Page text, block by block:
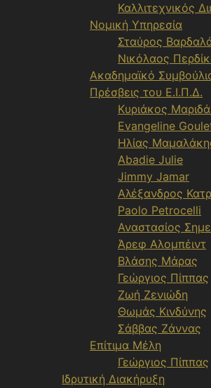
Καλλιτεχνικός
Νομική Υπηρεσία
Σταύρος
Νικόλαος
Ακαδημαϊκό
Πρέσβεις του Ε.Ι.Π.Δ.
Κυριάκος
Evangeline
Ηλίας
Abadie Julie
Jimmy Jamar
Αλέξανδρος
Paolo Petrocelli
Αναστασίος
Άρεφ Αλομπέιντ
Βλάσης Μάρας
Γεώργιος Πίππας
Ζωή Ζενιώδη
Θωμάς Κινδύνης
Σάββας Ζάννας
Επίτιμα Μέλη
Γεώργιος Πίππας
Ιδρυτική Διακήρυξη